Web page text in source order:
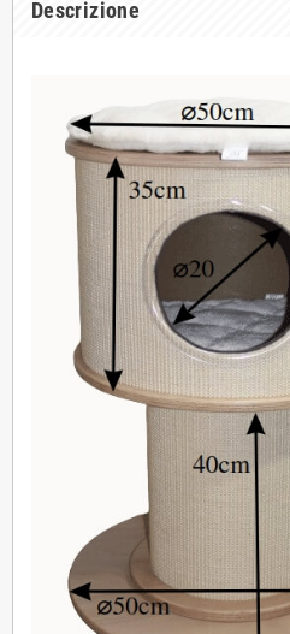
Descrizione